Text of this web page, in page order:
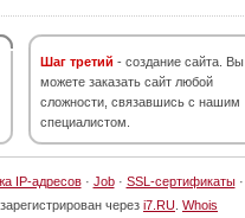
Шаг третий - создание сайта. Вы
можете заказать сайт любой
сложности, связавшись с нашим
специалистом.
IP-адресов· Job· SSL-сертификаты·
через i7.RU Whois